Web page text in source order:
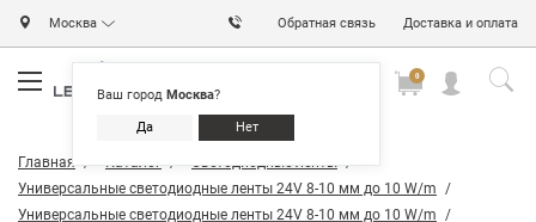
Москва
Ваш город Москва?
Да Нет
Обратная связь Доставка и оплата
0
Главная Каталог
Светодиодные ленты
Универсальные светодиодные ленты 24V 8-10 мм до 10 W/m
Универсальные светодиодные ленты 24V 8-10 мм до 10 W/m